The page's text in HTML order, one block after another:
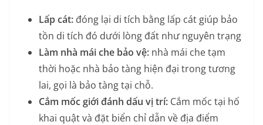
Lấp cát: đóng lại di tích bằng lấp cát giúp bảo
tồn di tích đó dưới lòng đất như nguyên trạng
Làm nhà mái che bảo vệ: nhà mái che tạm
thời hoặc nhà bảo tàng hiện đại trong tương
lai, gọi là bảo tàng tại chỗ.
Cắm mốc giới đánh dấu vị trí: Cắm mốc tại hố
khai quật và đặt biển chỉ dẫn về địa điểm